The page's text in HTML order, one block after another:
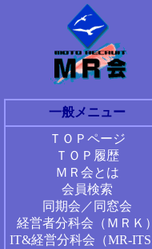
一般メニュー
ＴＯＰページ
ＴＯＰ履歴
ＭＲ会とは
会員検索
同期会／同窓会
経営者分科会（ＭＲＫ）
IT&経営分科会（MR-ITS